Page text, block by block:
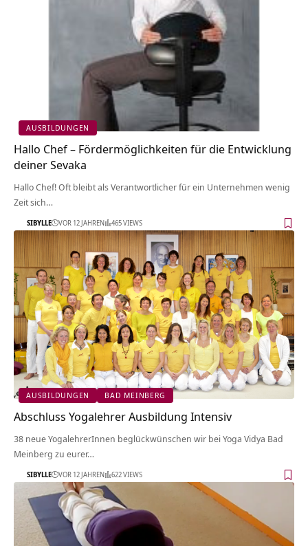
AUSBILDUNGEN
Hallo Chef – Fördermöglichkeiten für die Entwicklung
deiner Sevaka
Hallo Chef! Oft bleibt als Verantwortlicher für ein Unternehmen wenig
Zeit sich…
SIBYLLE VOR 12 JAHREN 465 VIEWS
AUSBILDUNGEN BAD MEINBERG
Abschluss Yogalehrer Ausbildung Intensiv
38 neue YogalehrerInnen beglückwünschen wir bei Yoga Vidya Bad
Meinberg zu eurer…
SIBYLLE VOR 12 JAHREN 622 VIEWS